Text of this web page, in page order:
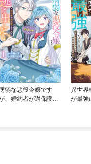
弱な悪役令嬢です
、婚約者が過保護す
異世界
が最強